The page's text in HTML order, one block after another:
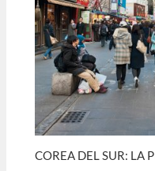
COREA DEL SUR: LA